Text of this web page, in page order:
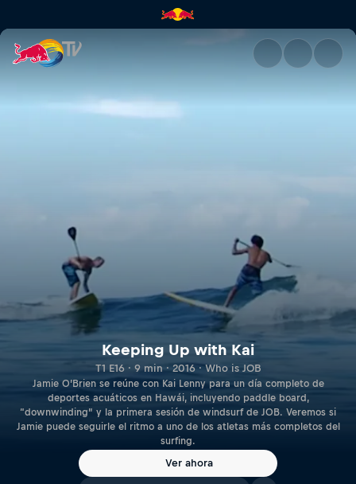
Keeping Up with Kai | Red
Keeping Up with Kai
T1 E16 · 9 min · 2016 · Who is JOB
Jamie O’Brien se reúne con Kai Lenny para un día completo de
deportes acuáticos en Hawái, incluyendo paddle board,
“downwinding” y la primera sesión de windsurf de JOB. Veremos si
Jamie puede seguirle el ritmo a uno de los atletas más completos del
surfing.
Ver ahora